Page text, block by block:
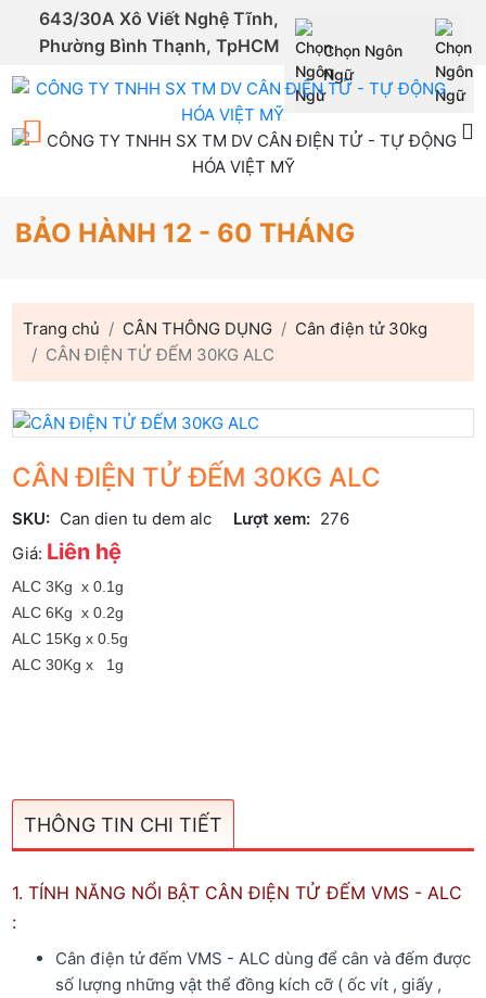
643/30A Xô Viết Nghệ Tĩnh,
Phường Bình Thạnh, TpHCM
Chọn Ngôn
Ngữ
Powered by
Translate
HÀNH 12 - 60 THÁNG
Trang chủ CÂN THÔNG DỤNG
Cân điện tử 30kg
CÂN ĐIỆN TỬ ĐẾM 30KG ALC
CÂN ĐIỆN TỬ ĐẾM 30KG ALC
SKU: Can dien tu dem alc Lượt xem: 276
Giá: Liên hệ
ALC 3Kg x 0.1g
ALC 6Kg x 0.2g
ALC 15Kg x 0.5g
ALC 30Kg x 1g
THÔNG TIN CHI TIẾT
1. TÍNH NĂNG NỔI BẬT CÂN ĐIỆN TỬ ĐẾM VMS - ALC
:
Cân điện tử đếm VMS - ALC dùng để cân và đếm được
số lượng những vật thể đồng kích cỡ ( ốc vít , giấy ,